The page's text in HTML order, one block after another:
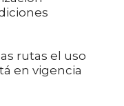
rutas el uso
en vigencia